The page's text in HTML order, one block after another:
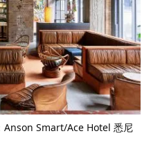
Anson Smart/Ace Hotel 悉尼